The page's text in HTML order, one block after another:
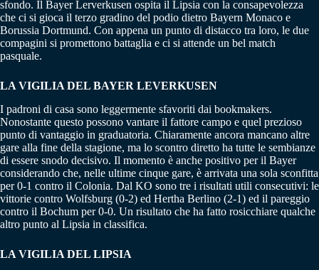
sfondo. Il Bayer Lerverkusen ospita il Lipsia con la consapevolezza
che ci si gioca il terzo gradino del podio dietro Bayern Monaco e
Borussia Dortmund. Con appena un punto di distacco tra loro, le due
compagini si promettono battaglia e ci si attende un bel match
pasquale.
LA VIGILIA DEL BAYER LEVERKUSEN
I padroni di casa sono leggermente sfavoriti dai bookmakers.
Nonostante questo possono vantare il fattore campo e quel prezioso
punto di vantaggio in graduatoria. Chiaramente ancora mancano altre
gare alla fine della stagione, ma lo scontro diretto ha tutte le sembianze
di essere snodo decisivo. Il momento è anche positivo per il Bayer
considerando che, nelle ultime cinque gare, è arrivata una sola sconfitta
per 0-1 contro il Colonia. Dal KO sono tre i risultati utili consecutivi: le
vittorie contro Wolfsburg (0-2) ed Hertha Berlino (2-1) ed il pareggio
contro il Bochum per 0-0. Un risultato che ha fatto rosicchiare qualche
altro punto al Lipsia in classifica.
LA VIGILIA DEL LIPSIA